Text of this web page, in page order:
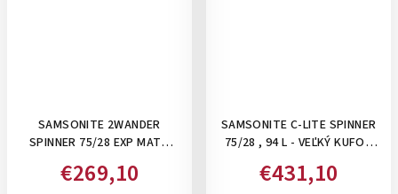
SAMSONITE 2WANDER
SPINNER 75/28 EXP MATT
107/117 L
€269,10
SAMSONITE C-LITE SPINNER
75/28 , 94 L - VEĽKÝ KUFOR
€431,10